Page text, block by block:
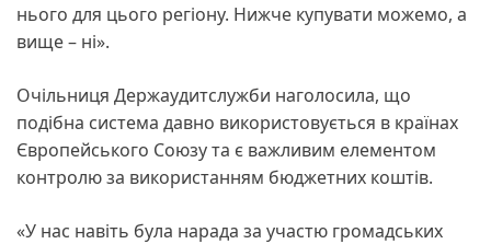
нього для цього регіону. Нижче купувати можемо, а
вище – ні».
Очільниця Держаудитслужби наголосила, що
подібна система давно використовується в країнах
Європейського Союзу та є важливим елементом
контролю за використанням бюджетних коштів.
«У нас навіть була нарада за участю громадських